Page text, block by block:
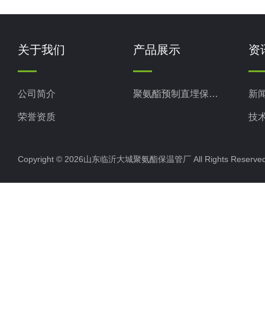
关于我们
公司简介
荣誉资质
产品展示
聚氨酯预制直埋保温管
资
新
技
Copyright © 2026山东临沂大城聚氨酯保温管厂 All Rights